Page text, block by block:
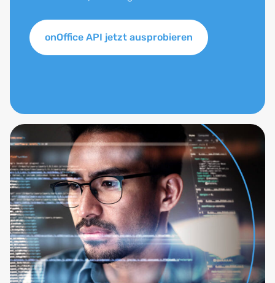
onOffice API jetzt ausprobieren